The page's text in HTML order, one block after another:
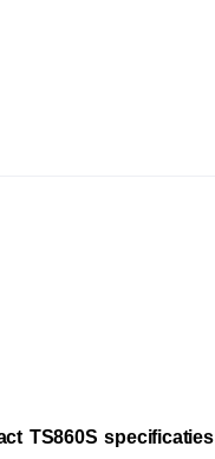
TS860S specificaties